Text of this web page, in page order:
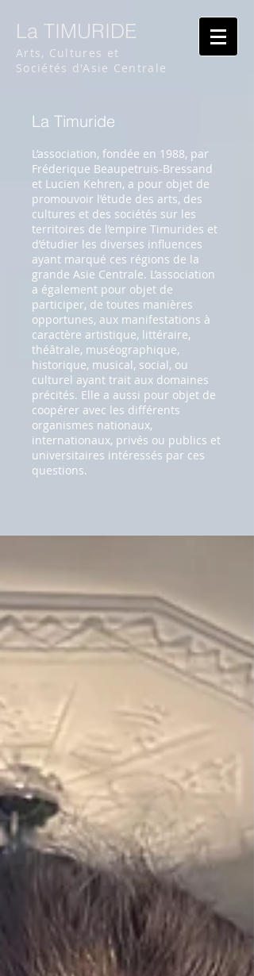
La TIMURIDE
Arts, Cultures et
Sociétés d'Asie Centrale
La Timuride
L’association, fondée en 1988, par
Fréderique Beaupetruis-Bressand
et Lucien Kehren, a pour objet de
promouvoir l’étude des arts, des
cultures et des sociétés sur les
territoires de l’empire Timurides et
d’étudier les diverses influences
ayant marqué ces régions de la
grande Asie Centrale. L’association
a également pour objet de
participer, de toutes manières
opportunes, aux manifestations à
caractère artistique, littéraire,
théâtrale, muséographique,
historique, musical, social, ou
culturel ayant trait aux domaines
précités. Elle a aussi pour objet de
coopérer avec les différents
organismes nationaux,
internationaux, privés ou publics et
universitaires intéressés par ces
questions.